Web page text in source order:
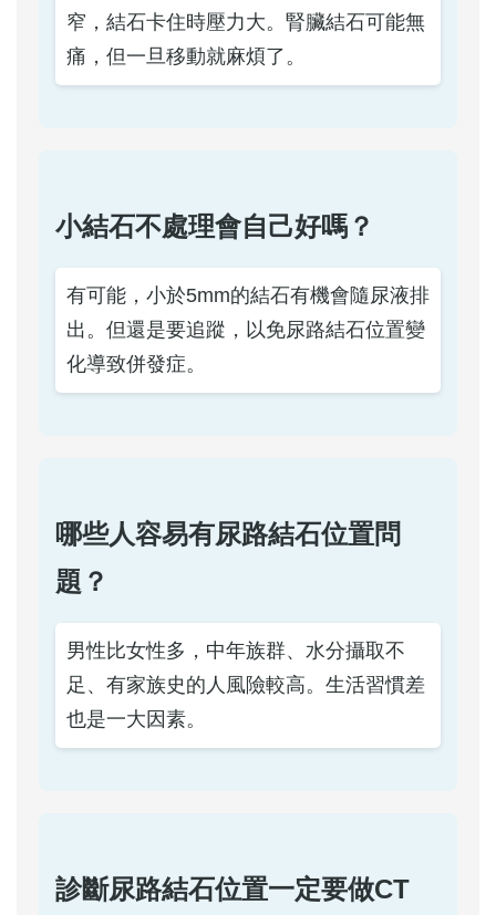
窄，結石卡住時壓力大。腎臟結石可能無
痛，但一旦移動就麻煩了。
小結石不處理會自己好嗎？
有可能，小於5mm的結石有機會隨尿液排
出。但還是要追蹤，以免尿路結石位置變
化導致併發症。
哪些人容易有尿路結石位置問
題？
男性比女性多，中年族群、水分攝取不
足、有家族史的人風險較高。生活習慣差
也是一大因素。
診斷尿路結石位置一定要做CT